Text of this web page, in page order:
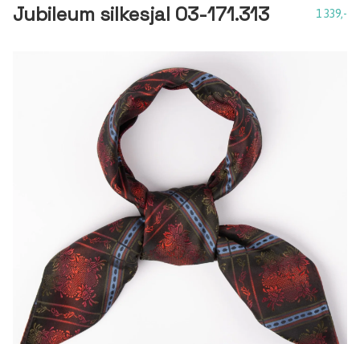
Jubileum silkesjal 03-171.313 1 339,-